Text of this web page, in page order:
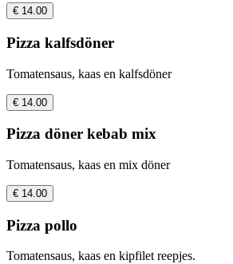
€ 14.00
Pizza kalfsdöner
Tomatensaus, kaas en kalfsdöner
€ 14.00
Pizza döner kebab mix
Tomatensaus, kaas en mix döner
€ 14.00
Pizza pollo
Tomatensaus, kaas en kipfilet reepjes.